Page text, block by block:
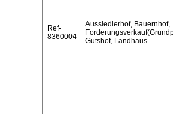
Ref-
8360004
Aussiedlerhof, Bauernhof,
Gutshof, Landhaus